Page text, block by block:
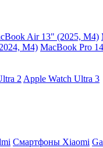
Air 13" (2025, M4)
M4) MacBook Pro
2 Apple Watch Ultra 3
Смартфоны Xiaomi